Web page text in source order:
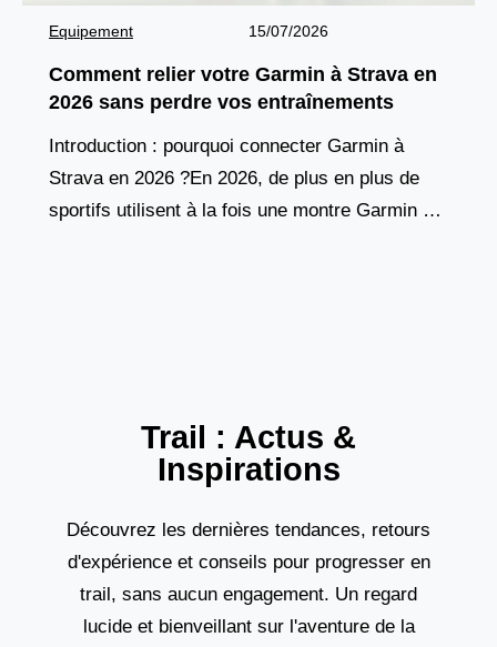
Equipement 15/07/2026
Comment relier votre Garmin à Strava en
2026 sans perdre vos entraînements
Introduction : pourquoi connecter Garmin à
Strava en 2026 ?En 2026, de plus en plus de
sportifs utilisent à la fois une montre Garmin et
Trail : Actus &
Inspirations
Découvrez les dernières tendances, retours
d'expérience et conseils pour progresser en
trail, sans aucun engagement. Un regard
lucide et bienveillant sur l'aventure de la